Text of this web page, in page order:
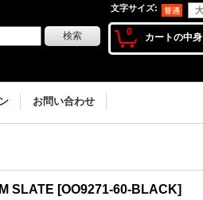
文字サイズ:
0 カートの中身
お問い合わせ
SLATE [OO9271-60-BLACK]